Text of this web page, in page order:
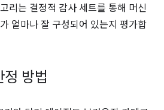
리는 결정적 감사 세트를 통해 머신
얼마나 잘 구성되어 있는지 평가합
방법